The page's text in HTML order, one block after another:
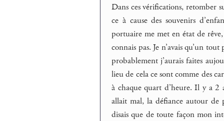
Dans ces vérifications, retomber
ce à cause des souvenirs
portuaire me met en état de
connais pas. Je n’avais qu’un
probablement j’aurais faites
lieu de cela ce sont comme des
à chaque quart d’heure. Il y a 2
allait mal, la défiance autour de
disais que de toute façon mon